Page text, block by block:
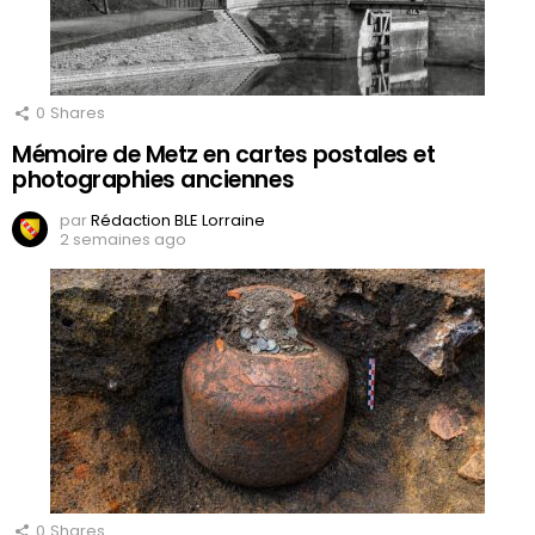
0 Shares
Mémoire de Metz en cartes postales et
photographies anciennes
parRédaction BLE Lorraine
2 semaines ago